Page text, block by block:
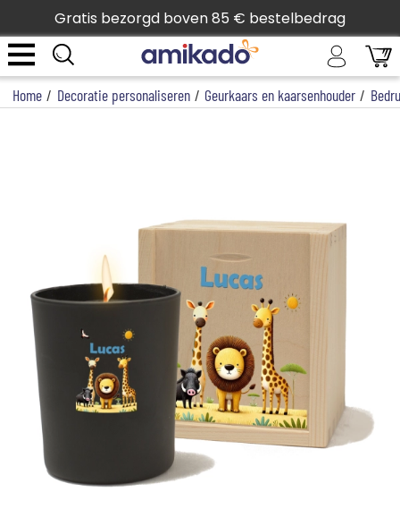
Gratis bezorgd boven 85 € bestelbedrag
Home / Decoratie personaliseren / Geurkaars en kaarsenhouder /